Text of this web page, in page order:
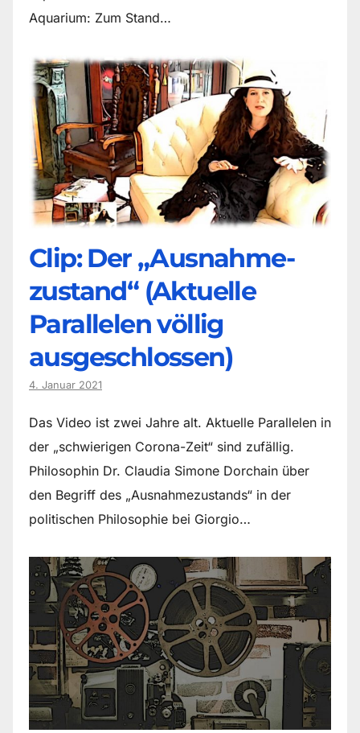
Aquarium: Zum Stand…
Clip: Der „Ausnahme-
zustand“ (Aktuelle
Parallelen völlig
ausgeschlossen)
4. Januar 2021
Das Video ist zwei Jahre alt. Aktuelle Parallelen in
der „schwierigen Corona-Zeit“ sind zufällig.
Philosophin Dr. Claudia Simone Dorchain über
den Begriff des „Ausnahmezustands“ in der
politischen Philosophie bei Giorgio…